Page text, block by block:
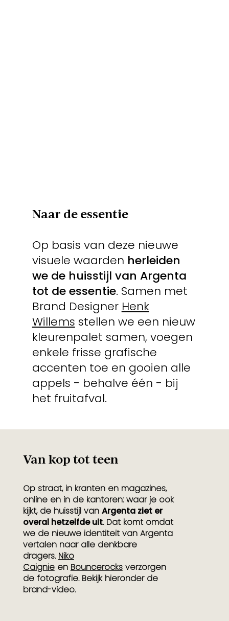
Naar de essentie
Op basis van deze nieuwe
visuele waarden herleiden
we de huisstijl van Argenta
tot de essentie. Samen met
Brand Designer Henk
Willems stellen we een nieuw
kleurenpalet samen, voegen
enkele frisse grafische
accenten toe en gooien alle
appels - behalve één - bij
het fruitafval.
Van kop tot teen
Op straat, in kranten en magazines,
online en in de kantoren: waar je ook
kijkt, de huisstijl van Argenta ziet er
overal hetzelfde uit. Dat komt omdat
we de nieuwe identiteit van Argenta
vertalen naar alle denkbare
dragers. Niko
Caignieen Bouncerocksverzorgen
de fotografie. Bekijk hieronder de
brand-video.